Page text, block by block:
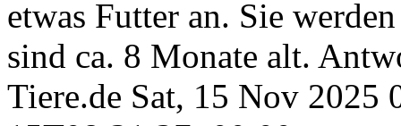
etwas Futter an. Sie
sind ca. 8 Monate alt.
Tiere.de Sat, 15 Nov 2025